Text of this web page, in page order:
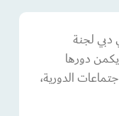
دبي لجنة
يكمن دورها
الدورية،